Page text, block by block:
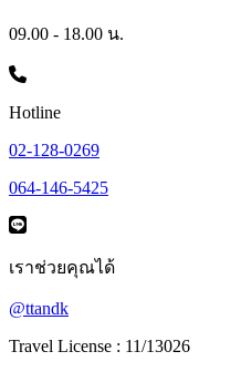
09.00 - 18.00 น.
Hotline
02-128-0269
064-146-5425
เราช่วยคุณได้
@ttandk
Travel License : 11/13026